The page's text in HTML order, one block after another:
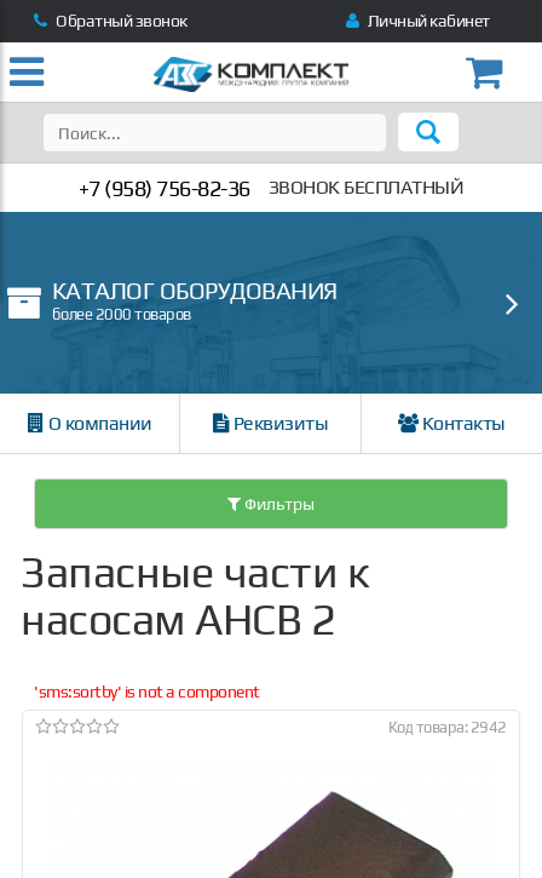
Обратный звонок Личный кабинет
+7 (958) 756-82-36 ЗВОНОК БЕСПЛАТНЫЙ
КАТАЛОГ ОБОРУДОВАНИЯ
более 2000 товаров
О компании Реквизиты Контакты
Фильтры
Запасные части к
насосам АНСВ 2
'sms:sortby' is not a component
Код товара: 2942